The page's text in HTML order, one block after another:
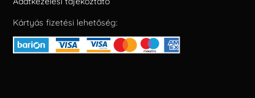
Kártyás fizetési lehetőség: